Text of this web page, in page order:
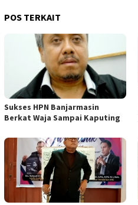
POS TERKAIT
Sukses HPN Banjarmasin
Berkat Waja Sampai Kaputing